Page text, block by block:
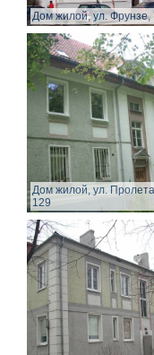
Дом жилой, ул. Фрунзе,
Дом жилой, ул.
129